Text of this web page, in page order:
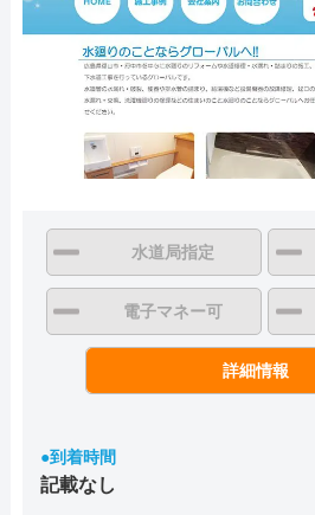
水道局指定
電子マネー可
詳細情報
●到着時間
記載なし